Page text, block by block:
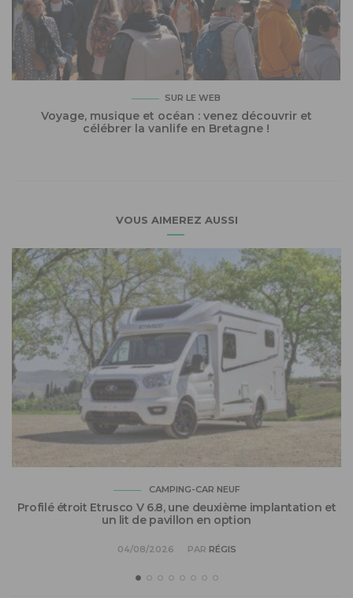
SUR LE WEB
Voyage, musique et océan : venez découvrir et
célébrer la vanlife en Bretagne !
VOUS AIMEREZ AUSSI
CAMPING-CAR NEUF
Profilé étroit Etrusco V 6.8, une deuxième implantation et
un lit de pavillon en option
04/08/2026 PAR RÉGIS